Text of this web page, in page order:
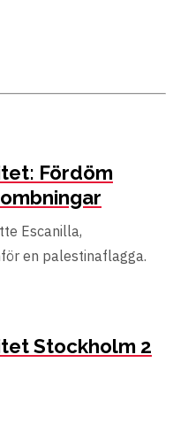
Fördöm
Stockholm 2